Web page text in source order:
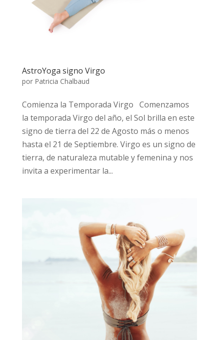
AstroYoga signo Virgo
por Patricia Chalbaud
Comienza la Temporada Virgo Comenzamos
la temporada Virgo del año, el Sol brilla en este
signo de tierra del 22 de Agosto más o menos
hasta el 21 de Septiembre. Virgo es un signo de
tierra, de naturaleza mutable y femenina y nos
invita a experimentar la...